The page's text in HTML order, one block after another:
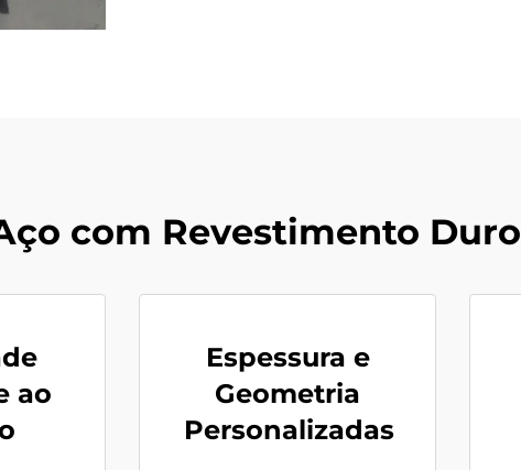
com Revestimento Duro
ao
Espessura e
Geometria
Personalizadas